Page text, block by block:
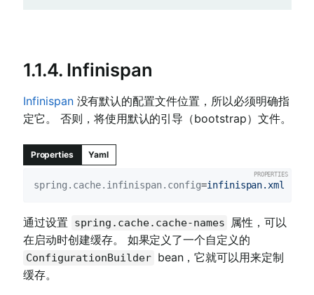
1.1.4. Infinispan
Infinispan没有默认的配置文件位置，所以必须明确指
定它。 否则，将使用默认的引导（bootstrap）文件。
Properties Yaml
spring.cache.infinispan.config=infinispan.xml
通过设置 spring.cache.cache-names
属性，可以
在启动时创建缓存。 如果定义了一个自定义的
ConfigurationBuilder bean，它就可以用来定制
缓存。